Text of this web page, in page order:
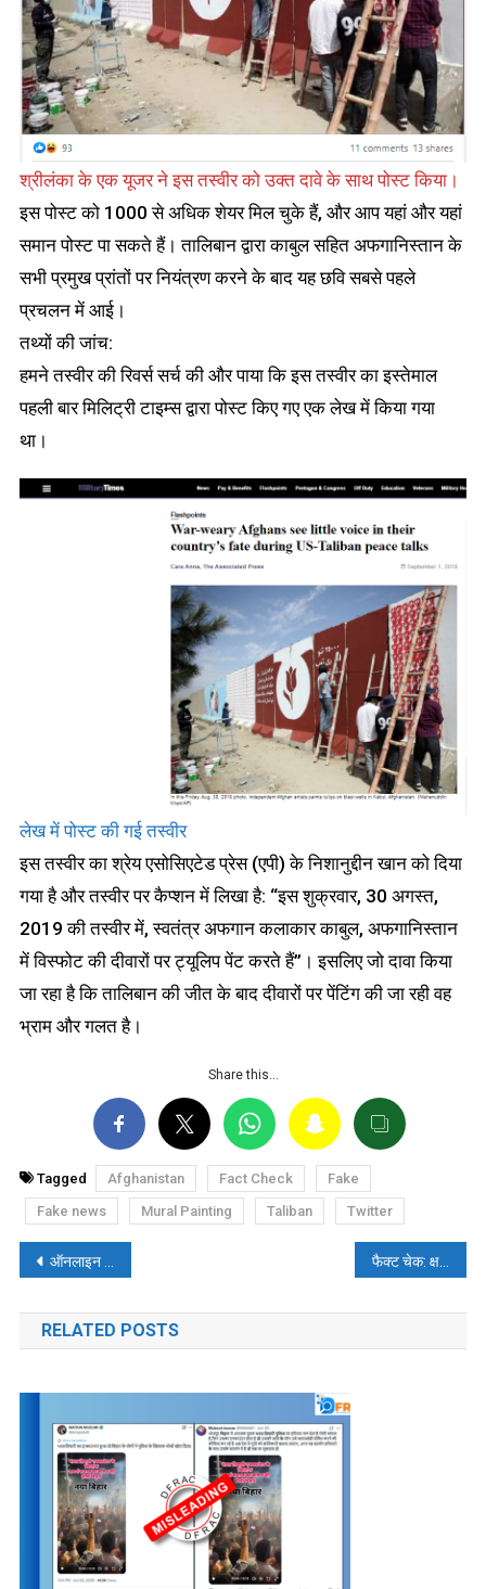
श्रीलंका के एक यूजर ने इस तस्वीर को उक्त दावे के साथ पोस्ट किया।
इस पोस्ट को 1000 से अधिक शेयर मिल चुके हैं, और आप यहां और यहां
समान पोस्ट पा सकते हैं। तालिबान द्वारा काबुल सहित अफगानिस्तान के
सभी प्रमुख प्रांतों पर नियंत्रण करने के बाद यह छवि सबसे पहले
प्रचलन में आई।
तथ्यों की जांच:
हमने तस्वीर की रिवर्स सर्च की और पाया कि इस तस्वीर का इस्तेमाल
पहली बार मिलिट्री टाइम्स द्वारा पोस्ट किए गए एक लेख में किया गया
था।
लेख में पोस्ट की गई तस्वीर
इस तस्वीर का श्रेय एसोसिएटेड प्रेस (एपी) के निशानुद्दीन खान को दिया
गया है और तस्वीर पर कैप्शन में लिखा है: “इस शुक्रवार, 30 अगस्त,
2019 की तस्वीर में, स्वतंत्र अफगान कलाकार काबुल, अफगानिस्तान
में विस्फोट की दीवारों पर ट्यूलिप पेंट करते हैं”। इसलिए जो दावा किया
जा रहा है कि तालिबान की जीत के बाद दीवारों पर पेंटिंग की जा रही वह
भ्राम और गलत है।
Share this…
Tagged Afghanistan Fact Check
Fake
Fake news
Mural Painting Taliban Twitter
पोस्ट
नेविगेशन
ऑनलाइन धोखाधड़ी: भारत समेत दुनिया में ऑनलाइन धोखाधड़ी ने पकड़ी रफ्तार फैक्ट चेक: क्षतिग्रस्त रेलवे ट्रैक का वीडियो बिहार का नहीं है
RELATED POSTS